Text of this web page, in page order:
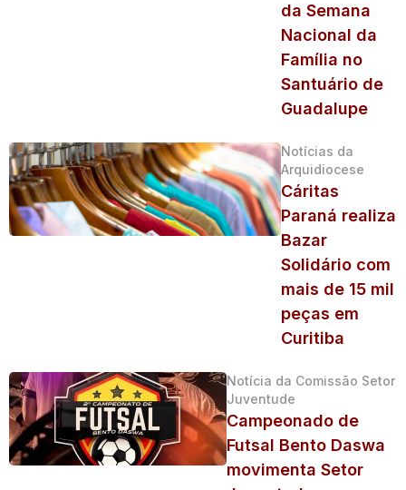
da Semana
Nacional da
Família no
Santuário de
Guadalupe
Notícias da
Arquidiocese
Cáritas
Paraná realiza
Bazar
Solidário com
mais de 15 mil
peças em
Curitiba
Notícia da Comissão Setor
Juventude
Campeonado de
Futsal Bento Daswa
movimenta Setor